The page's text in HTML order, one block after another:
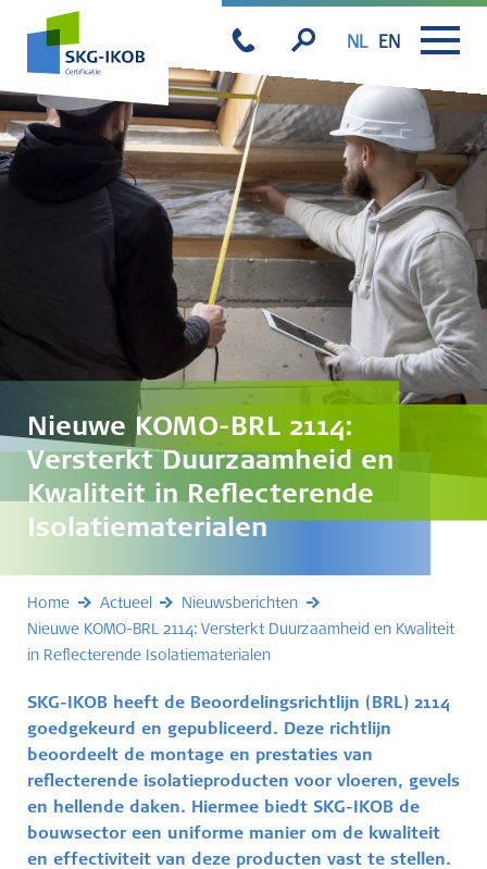
NL EN
Nieuwe KOMO-BRL 2114:
Versterkt Duurzaamheid en
Kwaliteit in Reflecterende
Isolatiematerialen
Home Actueel
Nieuwsberichten
Nieuwe KOMO-BRL 2114: Versterkt Duurzaamheid en Kwaliteit
in Reflecterende Isolatiematerialen
SKG-IKOB heeft de Beoordelingsrichtlijn (BRL) 2114
goedgekeurd en gepubliceerd. Deze richtlijn
beoordeelt de montage en prestaties van
reflecterende isolatieproducten voor vloeren, gevels
en hellende daken. Hiermee biedt SKG-IKOB de
bouwsector een uniforme manier om de kwaliteit
en effectiviteit van deze producten vast te stellen.